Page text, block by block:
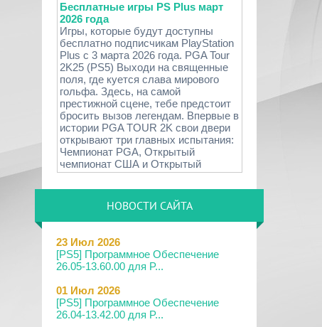
Бесплатные игры PS Plus март
2026 года
Игры, которые будут доступны
бесплатно подписчикам PlayStation
Plus с 3 марта 2026 года. PGA Tour
2K25 (PS5) Выходи на священные
поля, где куется слава мирового
гольфа. Здесь, на самой
престижной сцене, тебе предстоит
бросить вызов легендам. Впервые в
истории PGA TOUR 2K свои двери
открывают три главных испытания:
Чемпионат PGA, Открытый
чемпионат США и Открытый
НОВОСТИ САЙТА
23 Июл 2026
[PS5] Программное Обеспечение
26.05-13.60.00 для P...
01 Июл 2026
[PS5] Программное Обеспечение
26.04-13.42.00 для P...